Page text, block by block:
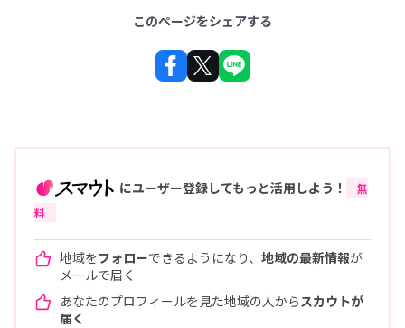
このページをシェアする
にユーザー登録してもっと活用しよう！
無
料
地域をフォローできるようになり、 地域の最新情報が
メールで届く
あなたのプロフィールを見た地域の人から スカウトが
届く